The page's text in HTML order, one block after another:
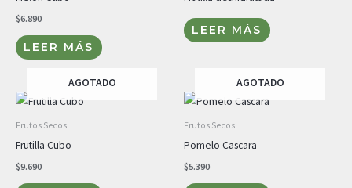
$6.890
LEER MÁS
LEER MÁS
AGOTADO
Frutos Secos
Frutilla Cubo
$9.690
AGOTADO
Frutos Secos
Pomelo Cascara
$5.390